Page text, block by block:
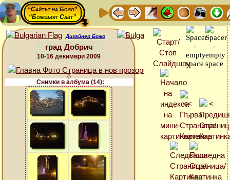
“Сайтът на Божо”
“Божовият Сайт”
Дизайнер Божо
град Добрич
10-16 декимври 2009
Снимки в албума (14):